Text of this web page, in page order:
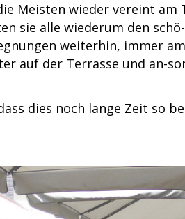
Meisten wieder vereint am
sie alle wiederum den
weiterhin, immer am
auf der Terrasse und an-
dies noch lange Zeit so